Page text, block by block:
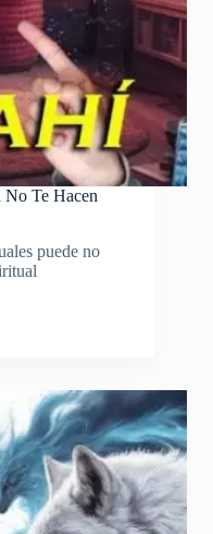
No Te Hacen
puede no